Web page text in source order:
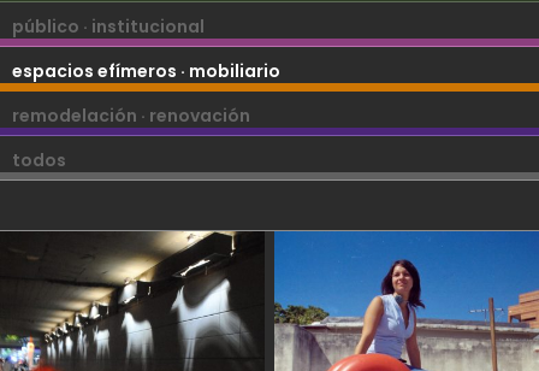
público · institucional
espacios efímeros · mobiliario
remodelación · renovación
todos